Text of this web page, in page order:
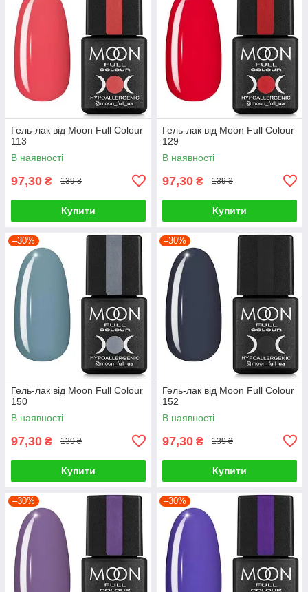
Гель-лак від Moon Full Colour
113
В наявності
97,30 ₴ 139 ₴
Купити
Гель-лак від Moon Full Colour
129
В наявності
97,30 ₴ 139 ₴
Купити
–30%
Гель-лак від Moon Full Colour
150
В наявності
97,30 ₴ 139 ₴
Купити
–30%
Гель-лак від Moon Full Colour
152
В наявності
97,30 ₴ 139 ₴
Купити
–30% –30%